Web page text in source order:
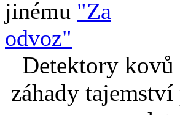
jinému "Za
odvoz"
Detektory kovů
záhady